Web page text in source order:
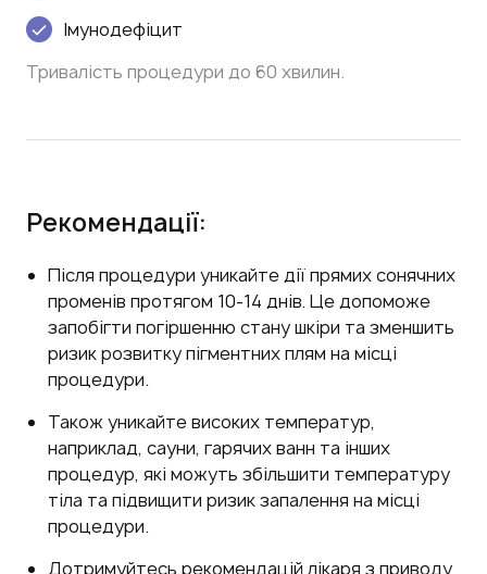
Імунодефіцит
Тривалість процедури до 60 хвилин.
Рекомендації:
Після процедури уникайте дії прямих сонячних
променів протягом 10-14 днів. Це допоможе
запобігти погіршенню стану шкіри та зменшить
ризик розвитку пігментних плям на місці
процедури.
Також уникайте високих температур,
наприклад, сауни, гарячих ванн та інших
процедур, які можуть збільшити температуру
тіла та підвищити ризик запалення на місці
процедури.
Дотримуйтесь рекомендацій лікаря з приводу